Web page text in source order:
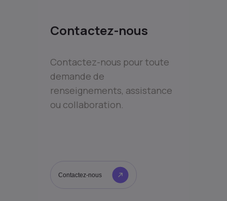
Contactez-nous
Contactez-nous pour toute
demande de
renseignements, assistance
ou collaboration.
Contactez-nous